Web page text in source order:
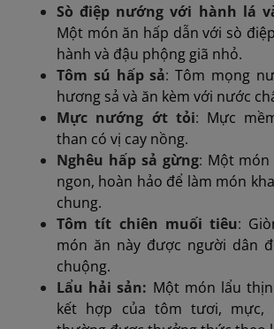
Sò điệp nướng với hành lá
Một món ăn hấp dẫn với sò
hành và đậu phộng giã nhỏ.
Tôm sú hấp sả: Tôm mọng
hương sả và ăn kèm với nước
Mực nướng ớt tỏi: Mực
than có vị cay nồng.
Nghêu hấp sả gừng: Một
ngon, hoàn hảo để làm món
chung.
Tôm tít chiên muối tiêu:
món ăn này được người dân
chuộng.
Lẩu hải sản: Một món lẩu
kết hợp của tôm tươi, mực,